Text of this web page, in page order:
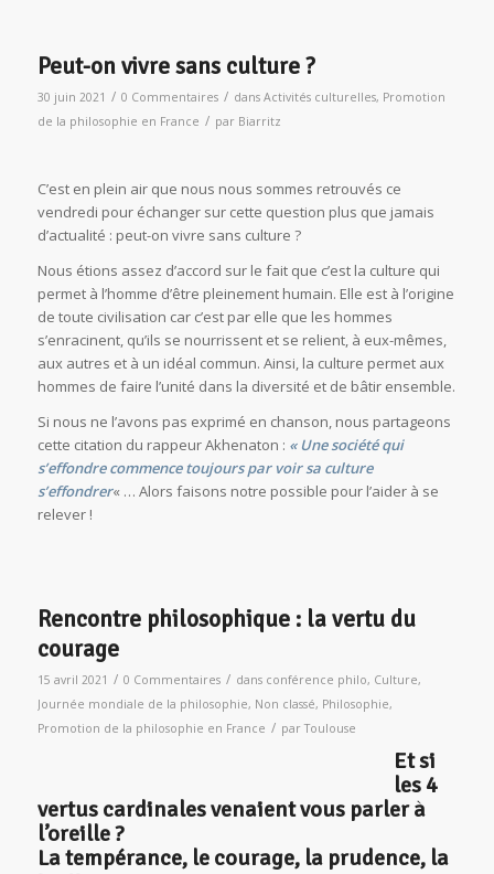
Peut-on vivre sans culture ?
30 juin 2021 / 0 Commentaires / dans Activités culturelles, Promotion
de la philosophie en France / par Biarritz
C’est en plein air que nous nous sommes retrouvés ce
vendredi pour échanger sur cette question plus que jamais
d’actualité : peut-on vivre sans culture ?
Nous étions assez d’accord sur le fait que c’est la culture qui
permet à l’homme d’être pleinement humain. Elle est à l’origine
de toute civilisation car c’est par elle que les hommes
s’enracinent, qu’ils se nourrissent et se relient, à eux-mêmes,
aux autres et à un idéal commun. Ainsi, la culture permet aux
hommes de faire l’unité dans la diversité et de bâtir ensemble.
Si nous ne l’avons pas exprimé en chanson, nous partageons
cette citation du rappeur Akhenaton : « Une société qui
s’effondre commence toujours par voir sa culture
s’effondrer« … Alors faisons notre possible pour l’aider à se
relever !
Rencontre philosophique : la vertu du
courage
15 avril 2021 / 0 Commentaires / dans conférence philo, Culture,
Journée mondiale de la philosophie, Non classé, Philosophie,
Promotion de la philosophie en France / parToulouse
Et si
les 4
vertus cardinales venaient vous parler à
l’oreille ?
La tempérance, le courage, la prudence, la